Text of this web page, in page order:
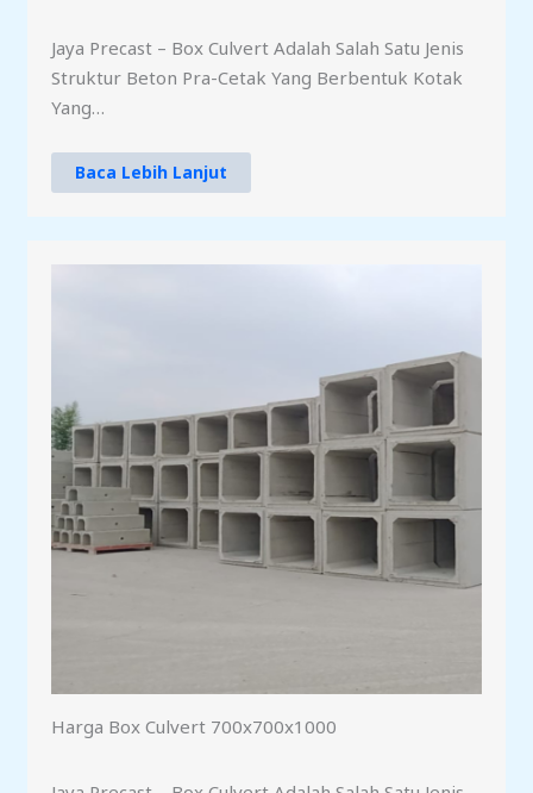
Jaya Precast – Box Culvert Adalah Salah Satu Jenis
Struktur Beton Pra-Cetak Yang Berbentuk Kotak
Yang…
Baca Lebih Lanjut
Harga Box Culvert 700x700x1000